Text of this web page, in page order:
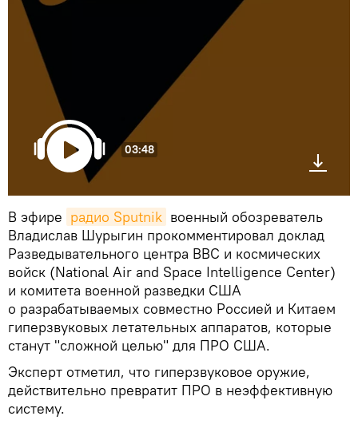
03:48
В эфире радио Sputnik военный обозреватель
Владислав Шурыгин прокомментировал доклад
Разведывательного центра ВВС и космических
войск (National Air and Space Intelligence Center)
и комитета военной разведки США
о разрабатываемых совместно Россией и Китаем
гиперзвуковых летательных аппаратов, которые
станут "сложной целью" для ПРО США.
Эксперт отметил, что гиперзвуковое оружие,
действительно превратит ПРО в неэффективную
систему.